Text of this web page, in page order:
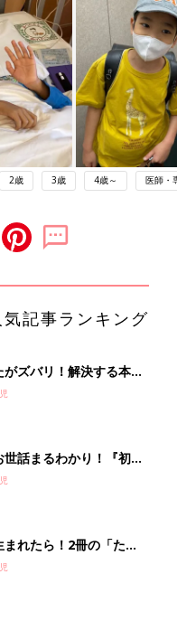
2歳 3歳 4歳～ 医師・
記事ランキング
がズバリ！解決する本
ブ 秋号』 4カ月～2才
話まるわかり！『初め
ブ 夏号』〈巻頭大特
れたら！2冊の「たま